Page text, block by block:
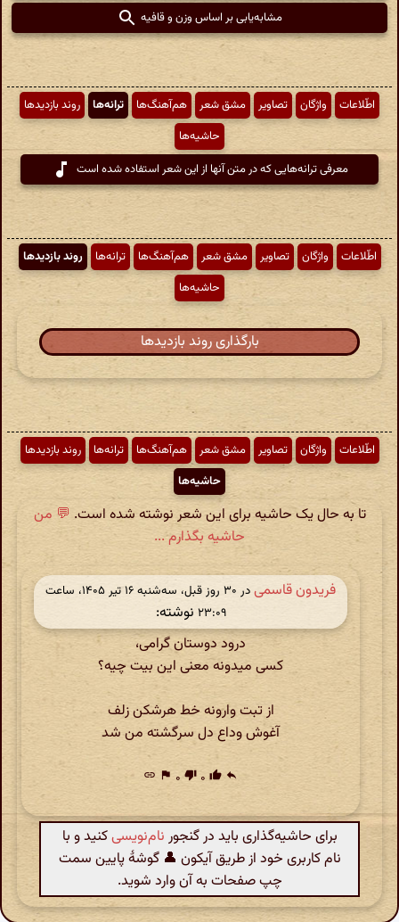
مشابه‌یابی بر اساس وزن و قافیه
اطّلاعات واژگان تصاویر مشق شعر هم‌آهنگ‌ها ترانه‌ها
روند بازدیدها
حاشیه‌ها
معرفی ترانه‌هایی که در متن آنها از این شعر استفاده شده است
اطّلاعات واژگان تصاویر مشق شعر هم‌آهنگ‌ها ترانه‌ها
روند بازدیدها
حاشیه‌ها
بارگذاری روند بازدیدها
اطّلاعات واژگان تصاویر مشق شعر هم‌آهنگ‌ها ترانه‌ها
روند بازدیدها
حاشیه‌ها
تا به حال یک حاشیه برای این شعر نوشته شده است. 💬 من
حاشیه بگذارم ...
فریدون قاسمی
در ‫۳۰ روز قبل، سه‌شنبه ۱۶ تیر ۱۴۰۵، ساعت
۲۳:۰۹ نوشته:
درود دوستان گرامی،
کسی میدونه معنی این بیت چیه؟
از تبت وارونه خط هرشکن زلف
آغوش وداع دل سرگشته من شد
reply
thumb_up ۰ thumb_down ۰ flag
link
برای حاشیه‌گذاری باید در گنجور نام‌نویسیکنید و با
نام کاربری خود از طریق آیکون 👤 گوشهٔ پایین سمت
چپ صفحات به آن وارد شوید.